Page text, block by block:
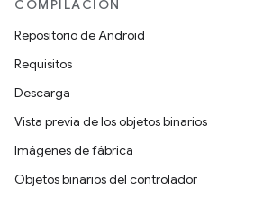
COMPILACIÓN
Repositorio de Android
Requisitos
Descarga
Vista previa de los objetos binarios
Imágenes de fábrica
Objetos binarios del controlador